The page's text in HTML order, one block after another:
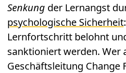
Senkung der Lernangst
psychologische Sicherheit
Lernfortschritt belohnt
sanktioniert werden. Wer
Geschäftsleitung Change